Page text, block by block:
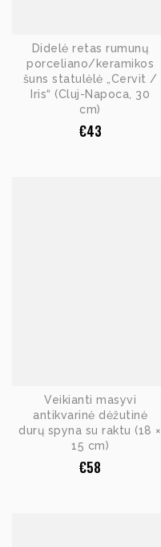
Didelė retas rumunų
porceliano/keramikos
šuns statulėlė „Cervit /
Iris“ (Cluj-Napoca, 30
cm)
€43
Veikianti masyvi
antikvarinė dėžutinė
durų spyna su raktu (18 ×
15 cm)
€58